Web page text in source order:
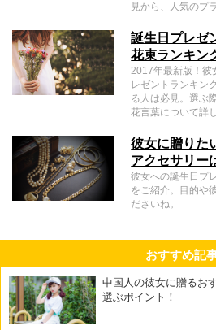
見から、人気のプ
誕生日プレゼ
花束ランキン
2017年最新版！彼
レゼントランキン
る人は必見。選ぶ
花言葉について詳
彼女に贈りた
アクセサリー
彼女への誕生日プ
をご紹介。目的や
ださいね。
おすすめ記
中国人の彼女に贈るお
選ぶポイント！